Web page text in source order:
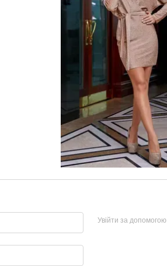
Увійти за допомогою